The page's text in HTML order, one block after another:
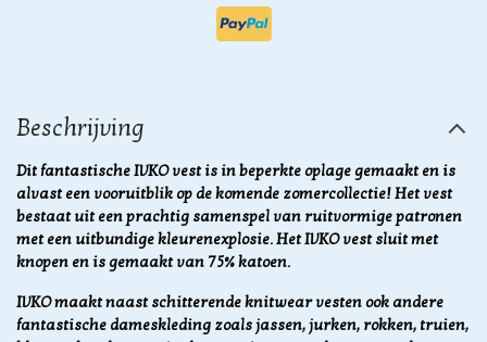
Beschrijving
Dit fantastische IVKO vest is in beperkte oplage gemaakt en is
alvast een vooruitblik op de komende zomercollectie! Het vest
bestaat uit een prachtig samenspel van ruitvormige patronen
met een uitbundige kleurenexplosie. Het IVKO vest sluit met
knopen en is gemaakt van 75% katoen.
IVKO maakt naast schitterende knitwear vesten ook andere
fantastische dameskleding zoals jassen, jurken, rokken, truien,